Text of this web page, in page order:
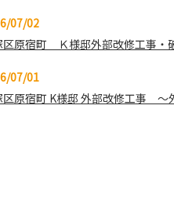
07/02
区原宿町 Ｋ様邸外部改修工事・
07/01
区原宿町 K様邸 外部改修工事 ～